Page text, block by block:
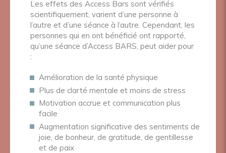
Les effets des Access Bars sont vérifiés
scientifiquement, varient d’une personne à
l’autre et d’une séance à l’autre. Cependant, les
personnes qui en ont bénéficié ont rapporté,
qu’une séance d’Access BARS, peut aider pour
:
Amélioration de la santé physique
Plus de clarté mentale et moins de stress
Motivation accrue et communication plus
facile
Augmentation significative des sentiments de
joie, de bonheur, de gratitude, de gentillesse
et de paix